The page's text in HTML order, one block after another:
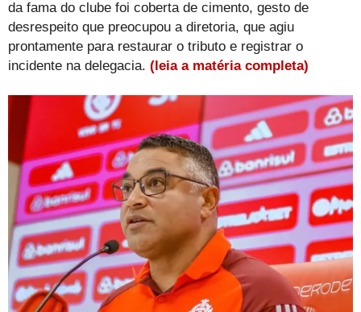
da fama do clube foi coberta de cimento, gesto de
desrespeito que preocupou a diretoria, que agiu
prontamente para restaurar o tributo e registrar o
incidente na delegacia. (leia a matéria completa)